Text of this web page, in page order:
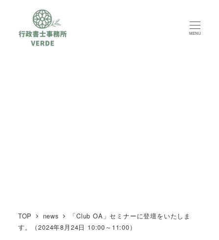
MENU
TOP news
「Club OA」セミナーに登壇をいたしま
す。（2024年8月24日 10:00～11:00）